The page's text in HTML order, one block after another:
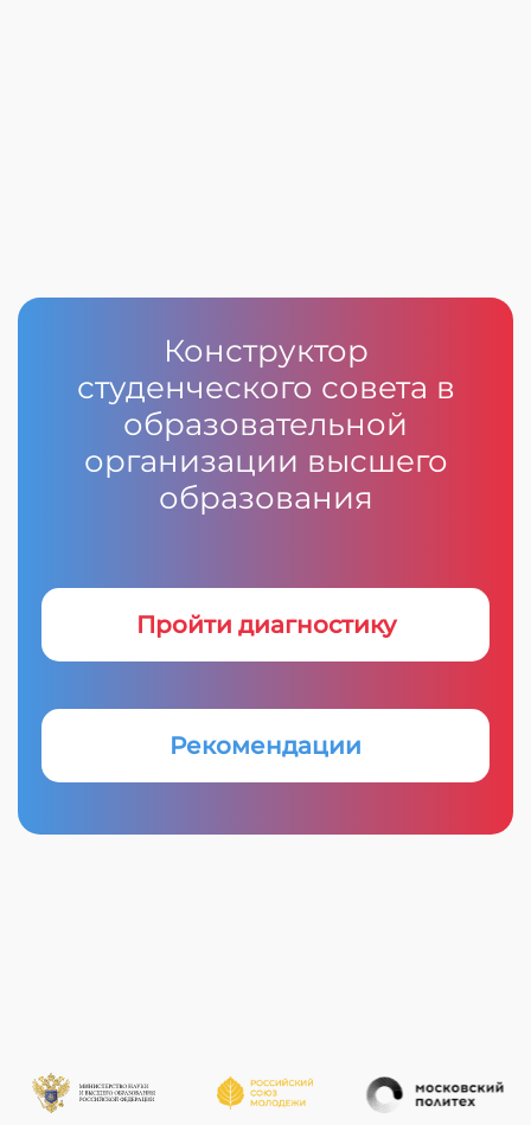
Конструктор
студенческого совета в
образовательной
организации высшего
образования
Пройти диагностику
Рекомендации